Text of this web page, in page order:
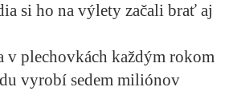
si ho na výlety začali brať aj
v plechovkách každým rokom
vyrobí sedem miliónov